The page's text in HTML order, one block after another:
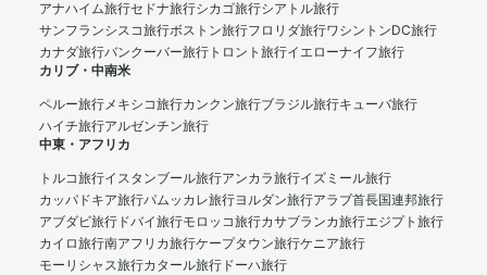
アナハイム旅行セドナ旅行シカゴ旅行シアトル旅行
サンフランシスコ旅行ボストン旅行フロリダ旅行ワシントンDC旅行
カナダ旅行バンクーバー旅行 トロント旅行イエローナイフ旅行
カリブ・中南米
ペルー旅行メキシコ旅行カンクン旅行ブラジル旅行キューバ旅行
ハイチ旅行アルゼンチン旅行
中東・アフリカ
トルコ旅行イスタンブール旅行アンカラ旅行イズミール旅行
カッパドキア旅行パムッカレ旅行ヨルダン旅行アラブ首長国連邦旅行
アブダビ旅行 ドバイ旅行モロッコ旅行カサブランカ旅行エジプト旅行
カイロ旅行南アフリカ旅行ケープタウン旅行ケニア旅行
モーリシャス旅行カタール旅行 ドーハ旅行